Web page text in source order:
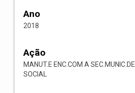
Ano
2018
Ação
MANUT.E ENC.COM A
SOCIAL